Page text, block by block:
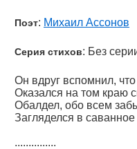
Поэт: Михаил Ассонов
Серия стихов: Без
Он вдруг вспомнил,
Оказался на том краю
Обалдел, обо всем
Загляделся в саванное
...............